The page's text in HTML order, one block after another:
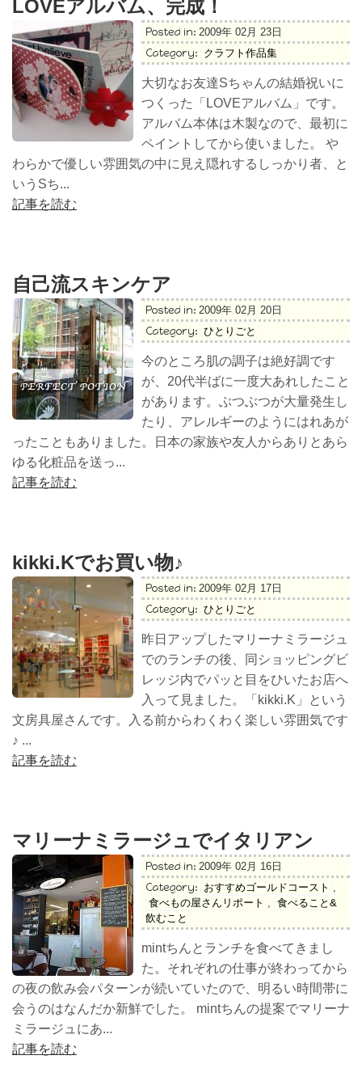
LOVEアルバム、完成！
Posted in: 2009年 02月 23日
Category: クラフト作品集
大切なお友達Sちゃんの結婚祝いに
つくった「LOVEアルバム」です。
アルバム本体は木製なので、最初に
ペイントしてから使いました。 や
わらかで優しい雰囲気の中に見え隠れするしっかり者、と
いうSち...
記事を読む
自己流スキンケア
Posted in: 2009年 02月 20日
Category: ひとりごと
今のところ肌の調子は絶好調です
が、20代半ばに一度大あれしたこと
があります。ぶつぶつが大量発生し
たり、アレルギーのようにはれあが
ったこともありました。日本の家族や友人からありとあら
ゆる化粧品を送っ...
記事を読む
kikki.Kでお買い物♪
Posted in: 2009年 02月 17日
Category: ひとりごと
昨日アップしたマリーナミラージュ
でのランチの後、同ショッピングビ
レッジ内でパッと目をひいたお店へ
入って見ました。「kikki.K」という
文房具屋さんです。入る前からわくわく楽しい雰囲気です
♪ ...
記事を読む
マリーナミラージュでイタリアン
Posted in: 2009年 02月 16日
Category: おすすめゴールドコースト ,
食べもの屋さんリポート , 食べること&
飲むこと
mintちんとランチを食べてきまし
た。それぞれの仕事が終わってから
の夜の飲み会パターンが続いていたので、明るい時間帯に
会うのはなんだか新鮮でした。 mintちんの提案でマリーナ
ミラージュにあ...
記事を読む